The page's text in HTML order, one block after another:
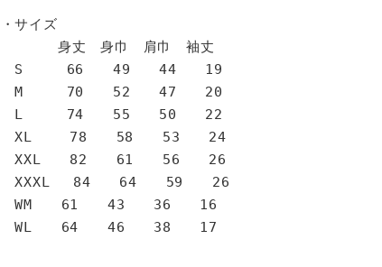
・サイズ
身丈 身巾 肩巾 袖丈
S 66 49 44 19
M 70 52 47 20
L 74 55 50 22
XL 78 58 53 24
XXL 82 61 56 26
XXXL 84 64 59 26
WM 61 43 36 16
WL 64 46 38 17